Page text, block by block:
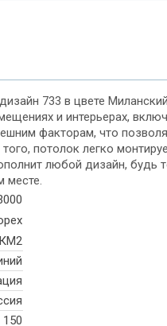
733 в цвете
и интерьерах,
факторам, что
потолок легко
любой дизайн,
месте.
КМ2
150